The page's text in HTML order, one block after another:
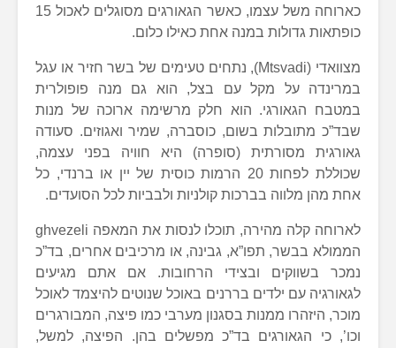
כארוחה משל עצמו, כאשר הגאורגים מסוגלים לאכול 15
כופתאות גדולות במנה אחת כאילו כלום.
מצוואדי (Mtsvadi), נתחים טעימים של בשר חזיר או עגל
במרינדה על מקל עם בצל, הוא גם מנה פופולרית
במטבח הגאורגי. הוא חלק מרשימה ארוכה של מנות
שבד”כ מתובלות בשום, כוסברה, שמיר ואגוזים. סעודה
גאורגית מסורתית (סופרה) היא חוויה בפני עצמה,
שכוללת לפחות 20 הרמות כוסית של יין או ברנדי, כל
אחת מהן מלווה בברכות קולניות ולבביות לכל הסועדים.
לארוחה קלה מהירה, תוכלו לנסות את המאפה ghvezeli
הממולא בבשר, תפו”א, גבינה, או מרכיבים אחרים, בד”כ
נמכר בשווקים ובצידי הרחובות. אם אתם מגיעים
לגאורגיה עם ילדים בררנים באוכל שנוטים להיצמד לאוכל
מוכר, היזהרו ממנות בסגנון מערבי כמו פיצה, המבורגרים
וכו’, כי הגאורגים בד”כ מפשלים בהן. הפיצה, למשל,